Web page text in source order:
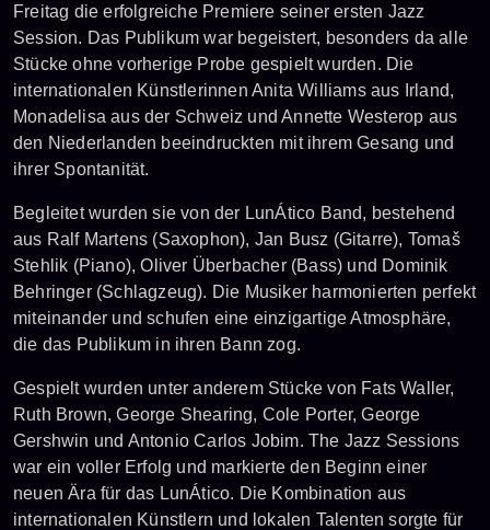
Freitag die erfolgreiche Premiere seiner ersten Jazz
Session. Das Publikum war begeistert, besonders da alle
Stücke ohne vorherige Probe gespielt wurden. Die
internationalen Künstlerinnen Anita Williams aus Irland,
Monadelisa aus der Schweiz und Annette Westerop aus
den Niederlanden beeindruckten mit ihrem Gesang und
ihrer Spontanität.
Begleitet wurden sie von der LunÁtico Band, bestehend
aus Ralf Martens (Saxophon), Jan Busz (Gitarre), Tomaš
Stehlik (Piano), Oliver Überbacher (Bass) und Dominik
Behringer (Schlagzeug). Die Musiker harmonierten perfekt
miteinander und schufen eine einzigartige Atmosphäre,
die das Publikum in ihren Bann zog.
Gespielt wurden unter anderem Stücke von Fats Waller,
Ruth Brown, George Shearing, Cole Porter, George
Gershwin und Antonio Carlos Jobim. The Jazz Sessions
war ein voller Erfolg und markierte den Beginn einer
neuen Ära für das LunÁtico. Die Kombination aus
internationalen Künstlern und lokalen Talenten sorgte für